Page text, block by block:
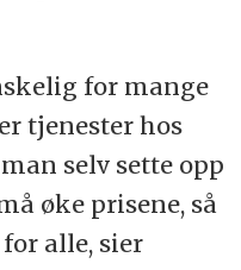
for mange
tjenester hos
selv sette opp
øke prisene, så
alle, sier